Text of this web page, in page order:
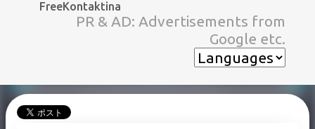
スキップしてメイン コンテンツに移動
FreeKontaktina
PR & AD: Advertisements from
Google etc.